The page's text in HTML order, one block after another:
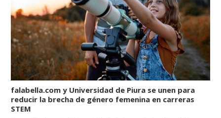
falabella.com y Universidad de Piura se unen para
reducir la brecha de género femenina en carreras
STEM